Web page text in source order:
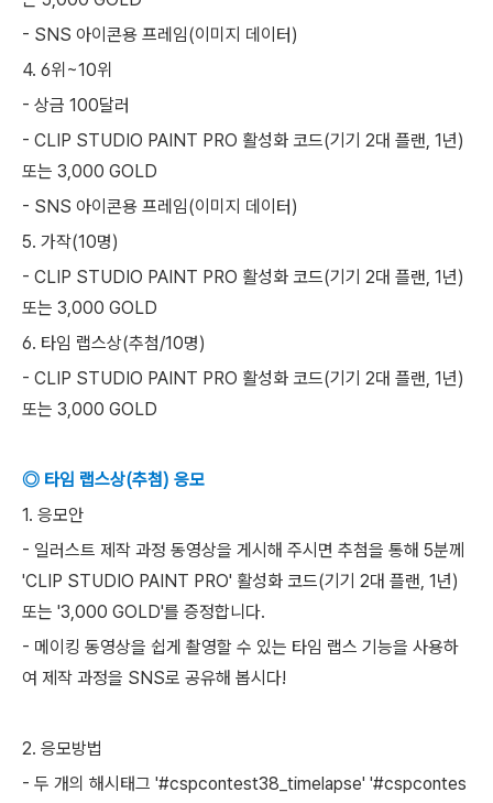
- SNS 아이콘용 프레임(이미지 데이터)
4. 6위~10위
- 상금 100달러
- CLIP STUDIO PAINT PRO 활성화 코드(기기 2대 플랜, 1년)
또는 3,000 GOLD
- SNS 아이콘용 프레임(이미지 데이터)
5. 가작(10명)
- CLIP STUDIO PAINT PRO 활성화 코드(기기 2대 플랜, 1년)
또는 3,000 GOLD
6. 타임 랩스상(추첨/10명)
- CLIP STUDIO PAINT PRO 활성화 코드(기기 2대 플랜, 1년)
또는 3,000 GOLD
◎ 타임 랩스상(추첨) 응모
1. 응모안
- 일러스트 제작 과정 동영상을 게시해 주시면 추첨을 통해 5분께
'CLIP STUDIO PAINT PRO' 활성화 코드(기기 2대 플랜, 1년)
또는 '3,000 GOLD'를 증정합니다.
- 메이킹 동영상을 쉽게 촬영할 수 있는 타임 랩스 기능을 사용하
여 제작 과정을 SNS로 공유해 봅시다!
2. 응모방법
- 두 개의 해시태그 '#cspcontest38_timelapse' '#cspcontes